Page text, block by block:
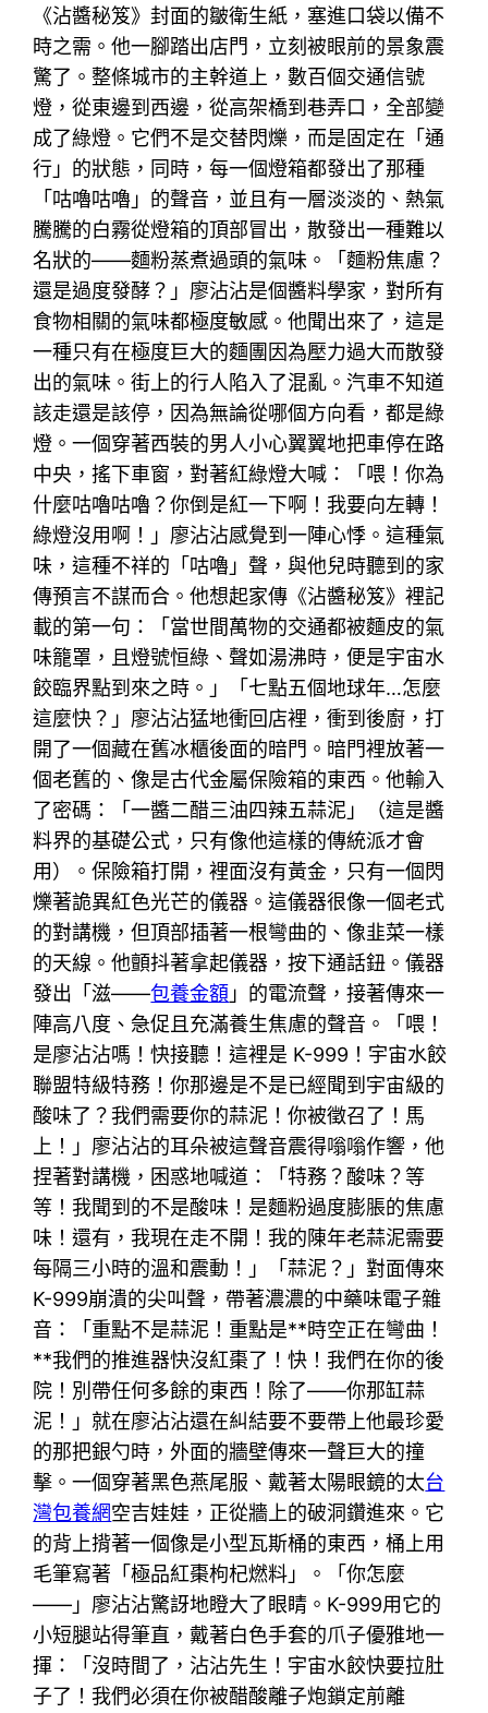
《沾醬秘笈》封面的皺衛生紙，塞進口袋以備不
時之需。他一腳踏出店門，立刻被眼前的景象震
驚了。整條城市的主幹道上，數百個交通信號
燈，從東邊到西邊，從高架橋到巷弄口，全部變
成了綠燈。它們不是交替閃爍，而是固定在「通
行」的狀態，同時，每一個燈箱都發出了那種
「咕嚕咕嚕」的聲音，並且有一層淡淡的、熱氣
騰騰的白霧從燈箱的頂部冒出，散發出一種難以
名狀的——麵粉蒸煮過頭的氣味。「麵粉焦慮？
還是過度發酵？」廖沾沾是個醬料學家，對所有
食物相關的氣味都極度敏感。他聞出來了，這是
一種只有在極度巨大的麵團因為壓力過大而散發
出的氣味。街上的行人陷入了混亂。汽車不知道
該走還是該停，因為無論從哪個方向看，都是綠
燈。一個穿著西裝的男人小心翼翼地把車停在路
中央，搖下車窗，對著紅綠燈大喊：「喂！你為
什麼咕嚕咕嚕？你倒是紅一下啊！我要向左轉！
綠燈沒用啊！」廖沾沾感覺到一陣心悸。這種氣
味，這種不祥的「咕嚕」聲，與他兒時聽到的家
傳預言不謀而合。他想起家傳《沾醬秘笈》裡記
載的第一句：「當世間萬物的交通都被麵皮的氣
味籠罩，且燈號恒綠、聲如湯沸時，便是宇宙水
餃臨界點到來之時。」「七點五個地球年…怎麼
這麼快？」廖沾沾猛地衝回店裡，衝到後廚，打
開了一個藏在舊冰櫃後面的暗門。暗門裡放著一
個老舊的、像是古代金屬保險箱的東西。他輸入
了密碼：「一醬二醋三油四辣五蒜泥」（這是醬
料界的基礎公式，只有像他這樣的傳統派才會
用）。保險箱打開，裡面沒有黃金，只有一個閃
爍著詭異紅色光芒的儀器。這儀器很像一個老式
的對講機，但頂部插著一根彎曲的、像韭菜一樣
的天線。他顫抖著拿起儀器，按下通話鈕。儀器
發出「滋——包養金額 」的電流聲，接著傳來一
陣高八度、急促且充滿養生焦慮的聲音。「喂！
是廖沾沾嗎！快接聽！這裡是 K-999！宇宙水餃
聯盟特級特務！你那邊是不是已經聞到宇宙級的
酸味了？我們需要你的蒜泥！你被徵召了！馬
上！」廖沾沾的耳朵被這聲音震得嗡嗡作響，他
捏著對講機，困惑地喊道：「特務？酸味？等
等！我聞到的不是酸味！是麵粉過度膨脹的焦慮
味！還有，我現在走不開！我的陳年老蒜泥需要
每隔三小時的溫和震動！」「蒜泥？」對面傳來
K-999崩潰的尖叫聲，帶著濃濃的中藥味電子雜
音：「重點不是蒜泥！重點是**時空正在彎曲！
**我們的推進器快沒紅棗了！快！我們在你的後
院！別帶任何多餘的東西！除了——你那缸蒜
泥！」就在廖沾沾還在糾結要不要帶上他最珍愛
的那把銀勺時，外面的牆壁傳來一聲巨大的撞
擊。一個穿著黑色燕尾服、戴著太陽眼鏡的太台
灣包養網空吉娃娃，正從牆上的破洞鑽進來。它
的背上揹著一個像是小型瓦斯桶的東西，桶上用
毛筆寫著「極品紅棗枸杞燃料」。「你怎麼
——」廖沾沾驚訝地瞪大了眼睛。K-999用它的
小短腿站得筆直，戴著白色手套的爪子優雅地一
揮：「沒時間了，沾沾先生！宇宙水餃快要拉肚
子了！我們必須在你被醋酸離子炮鎖定前離